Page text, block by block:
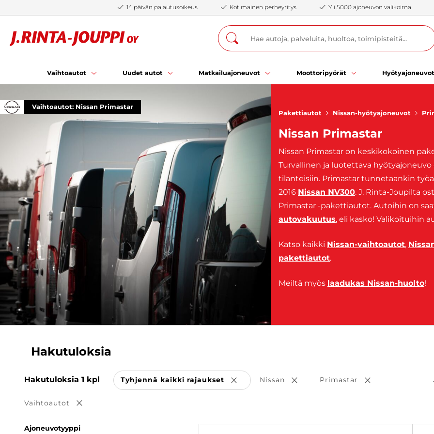
14 päivän palautusoikeus Kotimainen perheyritys Yli 5000 ajoneuvon valikoima
Vaihtoautot Uudet autot Matkailuajoneuvot Moottoripyörät Hyötyajoneuvot
Vaihtoautot: Nissan Primastar
Pakettiautot
Nissan-hyötyajoneuvot
Nissan Primastar
Nissan Primastar on keskikokoinen
Turvallinen ja luotettava
tilanteisiin. Primastar tunnetaankin
2016 Nissan NV300. J. Rinta-Joupilta
Primastar -pakettiautot. Autoihin on
autovakuutus, eli kasko! Valikoituihin
Katso kaikki Nissan-vaihtoautot,
pakettiautot.
Meiltä myös laadukas Nissan-huolto!
Hakutuloksia
Hakutuloksia 1 kpl Tyhjennä kaikki rajaukset Poista valinta
Nissan Poista valinta
Primastar Poista valinta
Vaihtoautot Poista valinta
Ajoneuvotyyppi